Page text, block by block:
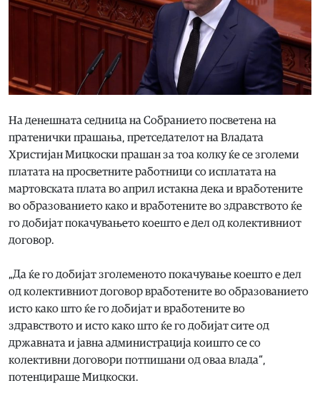
На денешната седница на Собранието посветена на
пратенички прашања, претседателот на Владата
Христијан Мицкоски прашан за тоа колку ќе се зголеми
платата на просветните работници со исплатата на
мартовската плата во април истакна дека и вработените
во образованието како и вработените во здравството ќе
го добијат покачувањето коешто е дел од колективниот
договор.
„Да ќе го добијат зголеменото покачување коешто е дел
од колективниот договор вработените во образованието
исто како што ќе го добијат и вработените во
здравството и исто како што ќе го добијат сите од
државната и јавна администрација коишто се со
колективни договори потпишани од оваа влада“,
потенцираше Мицкоски.